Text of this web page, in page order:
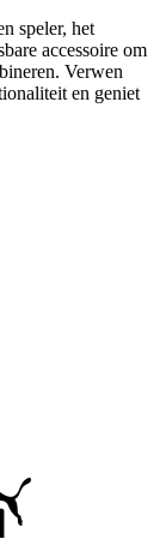
speler, het
accessoire om
Verwen
en geniet